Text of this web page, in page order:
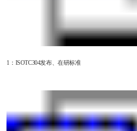
1：ISOTC304发布、在研标准